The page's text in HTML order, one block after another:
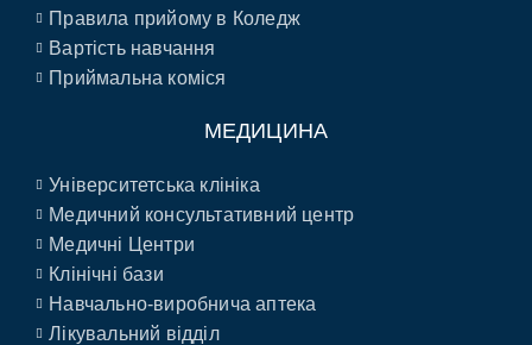
Правила прийому в Коледж
Вартість навчання
Приймальна коміся
МЕДИЦИНА
Університетська клініка
Медичний консультативний центр
Медичні Центри
Клінічні бази
Навчально-виробнича аптека
Лікувальний відділ